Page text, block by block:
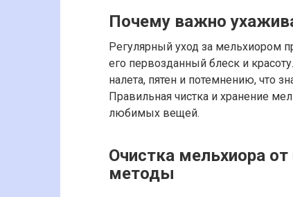
Почему важно
Регулярный уход за мельхиором
его первозданный блеск и
налета, пятен и потемнению, что
Правильная чистка и хранение
любимых вещей.
Очистка мельхиора
методы